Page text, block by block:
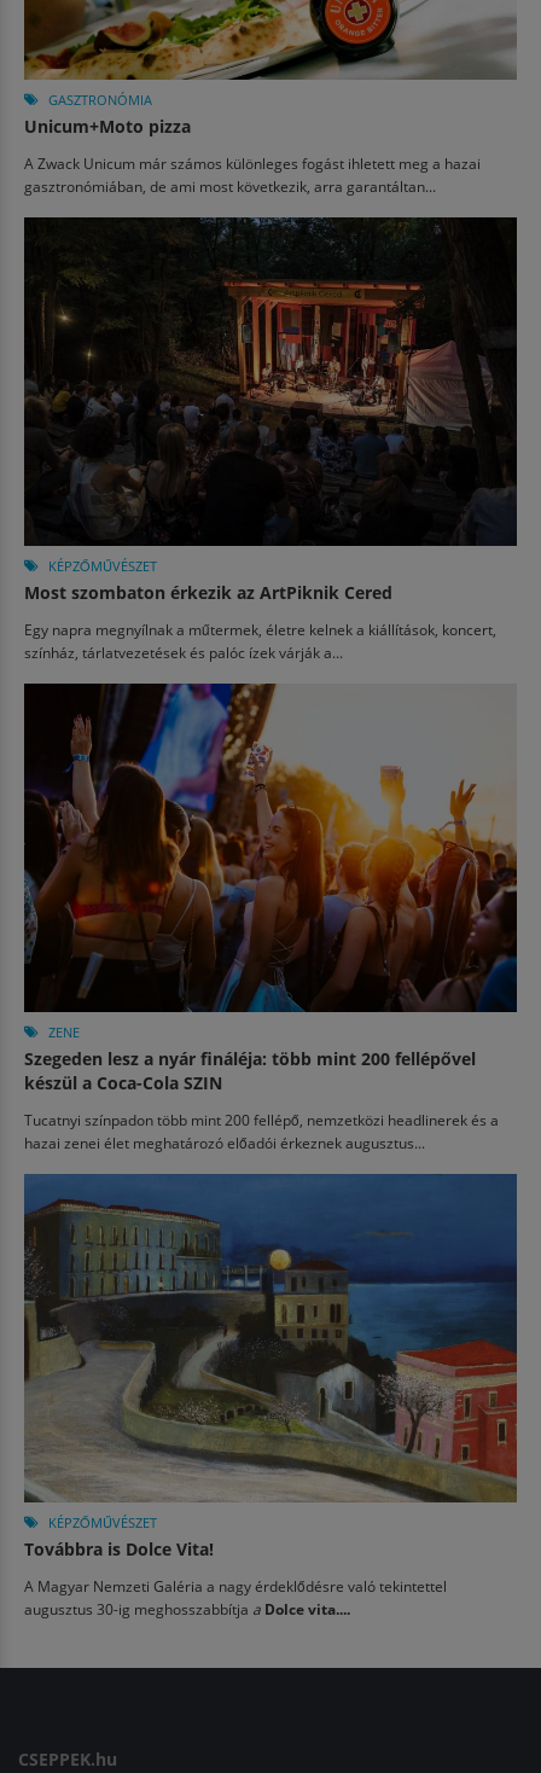
GASZTRONÓMIA
Unicum+Moto pizza
A Zwack Unicum már számos különleges fogást ihletett meg a hazai
gasztronómiában, de ami most következik, arra garantáltan...
KÉPZŐMŰVÉSZET
Most szombaton érkezik az ArtPiknik Cered
Egy napra megnyílnak a műtermek, életre kelnek a kiállítások, koncert,
színház, tárlatvezetések és palóc ízek várják a...
ZENE
Szegeden lesz a nyár fináléja: több mint 200 fellépővel
készül a Coca-Cola SZIN
Tucatnyi színpadon több mint 200 fellépő, nemzetközi headlinerek és a
hazai zenei élet meghatározó előadói érkeznek augusztus...
KÉPZŐMŰVÉSZET
Továbbra is Dolce Vita!
A Magyar Nemzeti Galéria a nagy érdeklődésre való tekintettel
augusztus 30-ig meghosszabbítja a Dolce vita....
CSEPPEK.hu